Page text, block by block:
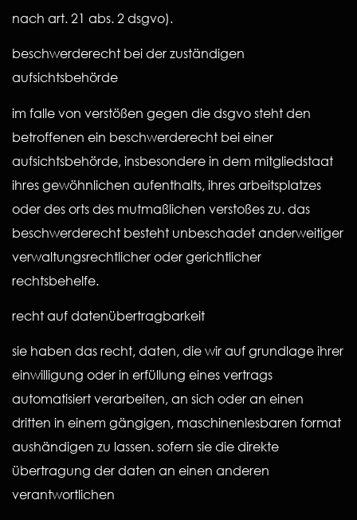
nach art. 21 abs. 2 dsgvo).
beschwerderecht bei der zuständigen
aufsichtsbehörde
im falle von verstößen gegen die dsgvo steht den
betroffenen ein beschwerderecht bei einer
aufsichtsbehörde, insbesondere in dem mitgliedstaat
ihres gewöhnlichen aufenthalts, ihres arbeitsplatzes
oder des orts des mutmaßlichen verstoßes zu. das
beschwerderecht besteht unbeschadet anderweitiger
verwaltungsrechtlicher oder gerichtlicher
rechtsbehelfe.
recht auf datenübertragbarkeit
sie haben das recht, daten, die wir auf grundlage ihrer
einwilligung oder in erfüllung eines vertrags
automatisiert verarbeiten, an sich oder an einen
dritten in einem gängigen, maschinenlesbaren format
aushändigen zu lassen. sofern sie die direkte
übertragung der daten an einen anderen
verantwortlichen